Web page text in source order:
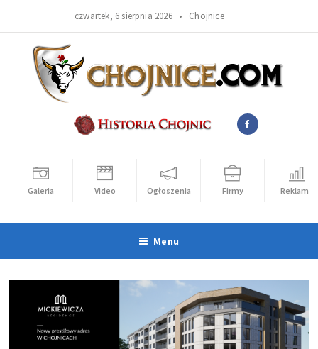
czwartek, 6 sierpnia 2026 • Chojnice
Galeria Video Ogłoszenia Firmy Reklama
Menu